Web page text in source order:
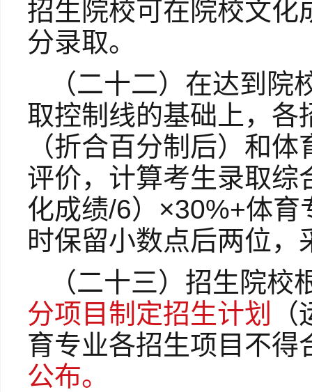
招生院校可在院校文化
分录取。
（二十二）在达到
取控制线的基础上，各
（折合百分制后）和
评价，计算考生录取综
化成绩/6）×30%+体
时保留小数点后两位
（二十三）招生院
分项目制定招生计划
育专业各招生项目不得
公布。